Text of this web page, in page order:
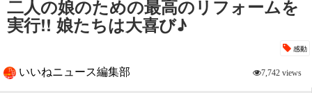
二人の娘のための最高のリフォームを
実行!! 娘たちは大喜び♪
感動
いいねニュース編集部 7,742 views